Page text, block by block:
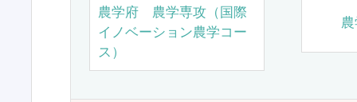
農学府 農学専攻（国際
イノベーション農学コー
ス）